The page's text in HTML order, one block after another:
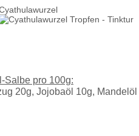
Salbe pro 100g:
20g, Jojobaöl 10g,